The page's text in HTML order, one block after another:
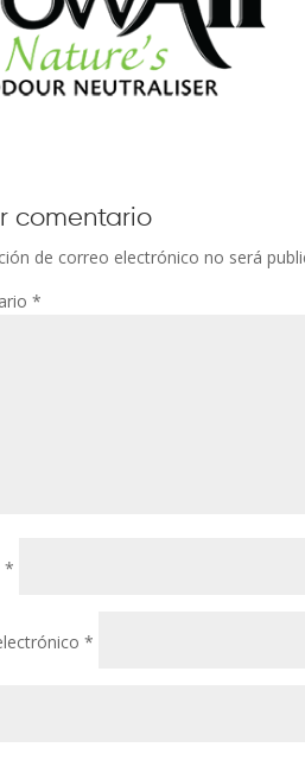
comentario
de correo electrónico no será
*
*
*